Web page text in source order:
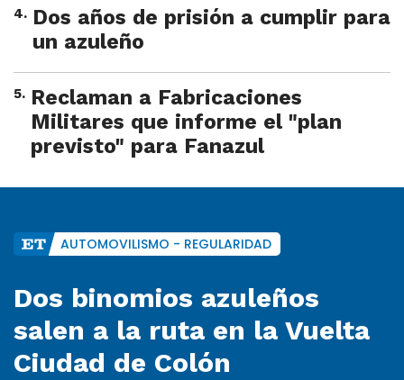
4. Dos años de prisión a cumplir para
un azuleño
5. Reclaman a Fabricaciones
Militares que informe el "plan
previsto" para Fanazul
AUTOMOVILISMO - REGULARIDAD
Dos binomios azuleños
salen a la ruta en la Vuelta
Ciudad de Colón